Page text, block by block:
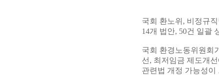
국회 환노위, 비정규
14개 법안, 50건 일괄
국회 환경노동위원회
선, 최저임금 제도개
관련법 개정 가능성이